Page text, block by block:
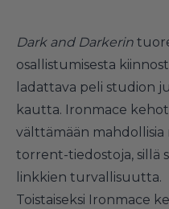
Dark and Darkerin
osallistumisesta
ladattava peli studion
kautta. Ironmace
välttämään mahdollisia
torrent-tiedostoja, sillä
linkkien turvallisuutta.
Toistaiseksi Ironmace